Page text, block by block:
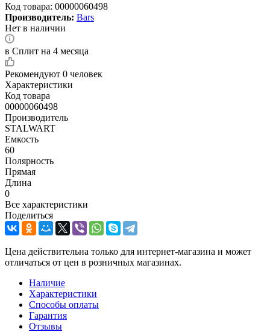
Код товара: 00000060498
Производитель: Bars
Нет в наличии
в Сплит на 4 месяца
Рекомендуют 0 человек
Характеристики
Код товара
00000060498
Производитель
STALWART
Емкость
60
Полярность
Прямая
Длина
0
Все характеристики
Поделиться
Цена действительна только для интернет-магазина и может
отличаться от цен в розничных магазинах.
Наличие
Характеристики
Способы оплаты
Гарантия
Отзывы